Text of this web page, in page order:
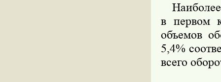
Наиболее
в первом
объемов
5,4%
всего